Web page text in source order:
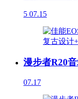
5 07.15
漫步者R20
07.17